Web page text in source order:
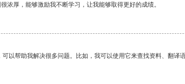
浓厚，能够激励我不断学习，让我能够取得更好的成绩。
以帮助我解决很多问题。比如，我可以使用它来查找资料、翻译